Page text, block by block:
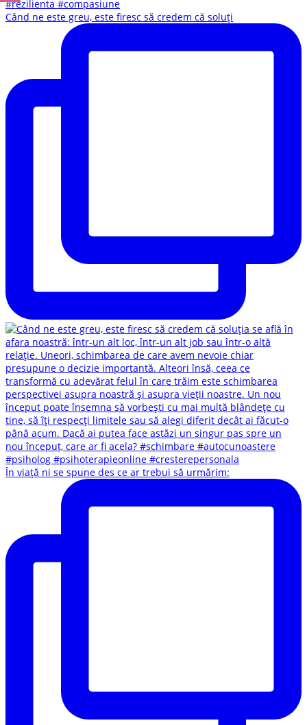
Când ne este greu, este firesc să credem că soluți
În viață ni se spune des ce ar trebui să urmărim: